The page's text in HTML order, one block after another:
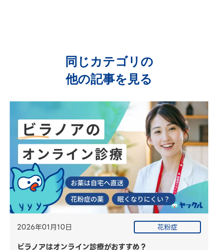
同じカテゴリの
他の記事を見る
2026年01月10日 花粉症
ビラノアはオンライン診療がおすすめ？